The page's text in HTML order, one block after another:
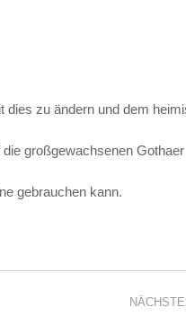
dies zu ändern und dem
großgewachsenen
gebrauchen kann.